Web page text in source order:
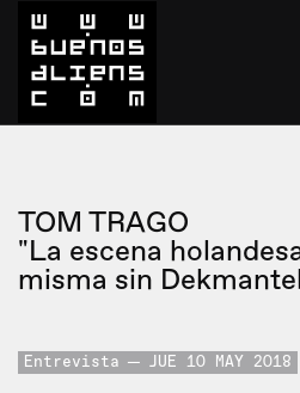
TOM TRAGO
"La escena
misma sin
Entrevista JUE 10 MAY 2018